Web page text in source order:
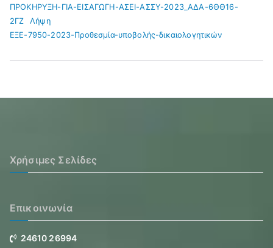
ΠΡΟΚΗΡΥΞΗ-ΓΙΑ-ΕΙΣΑΓΩΓΗ-ΑΣΕΙ-ΑΣΣΥ-2023_ΑΔΑ-6ΘΘ16-
2ΓΖ
Λήψη
ΕΞΕ-7950-2023-Προθεσμία-υποβολής-δικαιολογητικών
Χρήσιμες Σελίδες
Επικοινωνία
24610 26994